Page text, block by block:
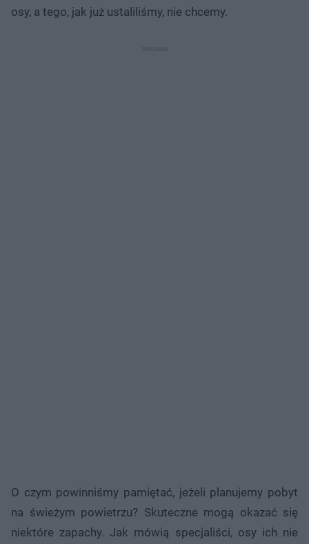
osy, a tego, jak już ustaliliśmy, nie chcemy.
O czym powinniśmy pamiętać, jeżeli planujemy pobyt
na świeżym powietrzu? Skuteczne mogą okazać się
niektóre zapachy. Jak mówią specjaliści, osy ich nie